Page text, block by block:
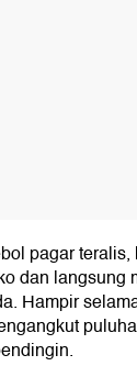
pagar teralis,
dan langsung
Hampir